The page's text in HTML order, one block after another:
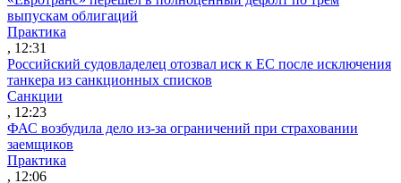
выпускам облигаций
Практика
, 12:31
Российский судовладелец отозвал иск к ЕС после исключения
танкера из санкционных списков
Санкции
, 12:23
ФАС возбудила дело из-за ограничений при страховании
заемщиков
Практика
, 12:06